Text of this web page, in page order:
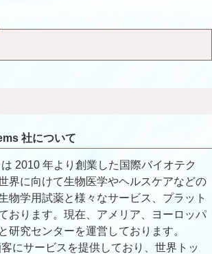
社について
2010 年より創業した国際バイオテク
界に向けて生物医学やヘルスケアなどの
物学用試薬と様々なサービス、プラット
おります。現在、アメリア、ヨーロッパ
研究センターを運営しております。
にサービスを提供しており、世界トッ